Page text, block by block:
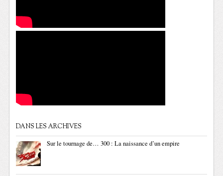
DANS LES ARCHIVES
Sur le tournage de… 300 : La naissance d’un empire